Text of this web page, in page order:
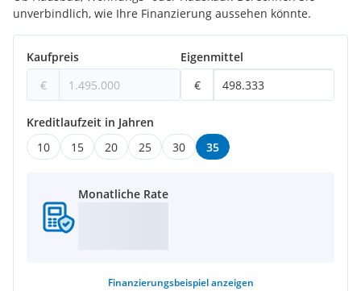
unverbindlich, wie Ihre Finanzierung aussehen könnte.
Kaufpreis
€
Eigenmittel
€
Kreditlaufzeit in Jahren
10
15 20 25 30 35
Monatliche Rate
Finanzierungsbeispiel anzeigen